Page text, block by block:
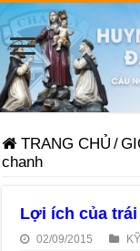
TRANG CHỦ /
chanh
Lợi ích của trái
02/09/2015